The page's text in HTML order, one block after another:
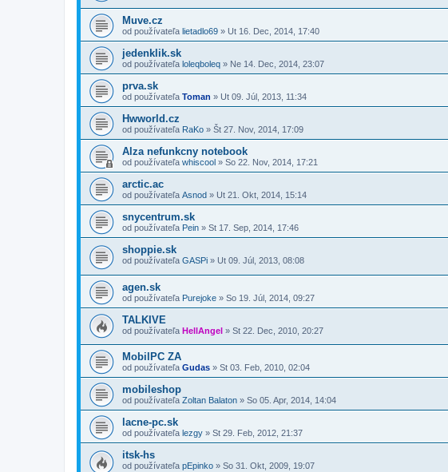
Muve.cz
od používateľa lietadlo69 » Ut 16. Dec, 2014, 17:40
jedenklik.sk
od používateľa loleqboleq » Ne 14. Dec, 2014, 23:07
prva.sk
od používateľa Toman » Ut 09. Júl, 2013, 11:34
Hwworld.cz
od používateľa RaKo » Št 27. Nov, 2014, 17:09
Alza nefunkcny notebook
od používateľa whiscool » So 22. Nov, 2014, 17:21
arctic.ac
od používateľa Asnod » Ut 21. Okt, 2014, 15:14
snycentrum.sk
od používateľa Pein » St 17. Sep, 2014, 17:46
shoppie.sk
od používateľa GASPi » Ut 09. Júl, 2013, 08:08
agen.sk
od používateľa Purejoke » So 19. Júl, 2014, 09:27
TALKIVE
od používateľa HellAngel » St 22. Dec, 2010, 20:27
MobilPC ZA
od používateľa Gudas » St 03. Feb, 2010, 02:04
mobileshop
od používateľa Zoltan Balaton » So 05. Apr, 2014, 14:04
lacne-pc.sk
od používateľa lezgy » St 29. Feb, 2012, 21:37
itsk-hs
od používateľa pEpinko » So 31. Okt, 2009, 19:07